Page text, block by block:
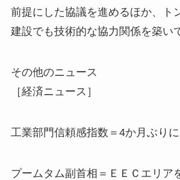
前提にした協議を進めるほか、ト
建設でも技術的な協力関係を築い
その他のニュース
［経済ニュース］
工業部門信頼感指数＝4か月ぶり
プームタム副首相＝ＥＥＣエリア